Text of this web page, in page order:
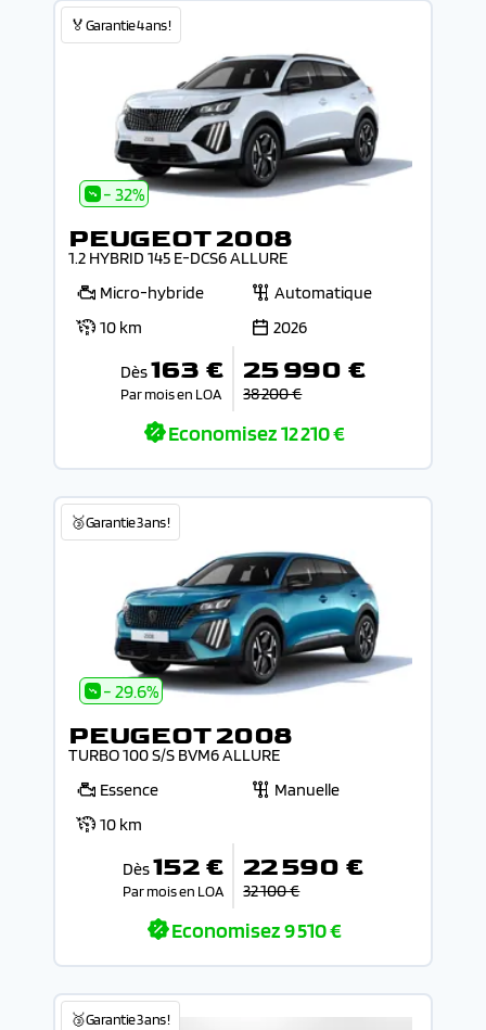
🏅Garantie 4 ans !
- 32%
PEUGEOT 2008
1.2 HYBRID 145 E-DCS6 ALLURE
Micro-hybride
Automatique
10 km
2026
Dès163 €
Par mois en LOA
25 990 €
38 200 €
Economisez12 210 €
🥉Garantie 3 ans !
- 29.6%
PEUGEOT 2008
TURBO 100 S/S BVM6 ALLURE
Essence
Manuelle
10 km
Dès152 €
Par mois en LOA
22 590 €
32 100 €
Economisez9 510 €
🥉Garantie 3 ans !